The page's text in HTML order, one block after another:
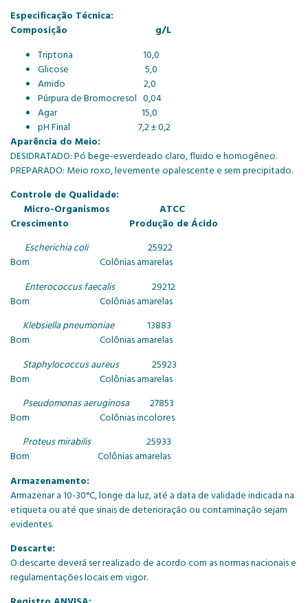
Especificação Técnica:
Composição g/L
Triptona 10,0
Glicose 5,0
Amido 2,0
Púrpura de Bromocresol 0,04
Agar 15,0
pH Final 7,2 ± 0,2
Aparência do Meio:
DESIDRATADO: Pó bege-esverdeado claro, fluido e homogêneo.
PREPARADO: Meio roxo, levemente opalescente e sem precipitado.
Controle de Qualidade:
Micro-Organismos ATCC
Crescimento Produção de Ácido
Escherichia coli 25922
Bom Colônias amarelas
Enterococcus faecalis 29212
Bom Colônias amarelas
Klebsiella pneumoniae 13883
Bom Colônias amarelas
Staphylococcus aureus 25923
Bom Colônias amarelas
Pseudomonas aeruginosa 27853
Bom Colônias incolores
Proteus mirabilis 25933
Bom Colônias amarelas
Armazenamento:
Armazenar a 10-30°C, longe da luz, até a data de validade indicada na
etiqueta ou até que sinais de deterioração ou contaminação sejam
evidentes.
Descarte:
O descarte deverá ser realizado de acordo com as normas nacionais e
regulamentações locais em vigor.